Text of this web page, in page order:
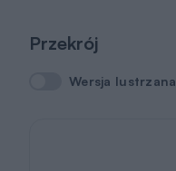
Przekrój
Wersja lustrzana
Wersja lustrzana